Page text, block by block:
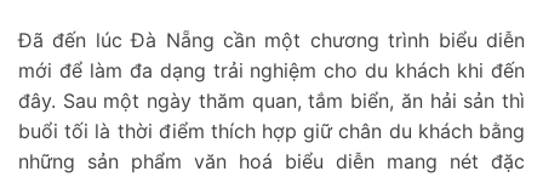
Đã đến lúc Đà Nẵng cần một chương trình biểu diễn
mới để làm đa dạng trải nghiệm cho du khách khi đến
đây. Sau một ngày thăm quan, tắm biển, ăn hải sản thì
buổi tối là thời điểm thích hợp giữ chân du khách bằng
những sản phẩm văn hoá biểu diễn mang nét đặc